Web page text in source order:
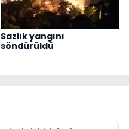
Sazlık yangını
söndürüldü